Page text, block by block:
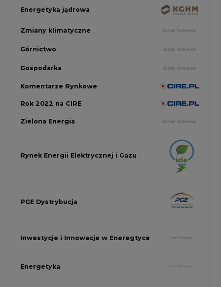
Rynek Energii Elektrycznej i Gazu
PGE Dystrybucja
Inwestycje i Innowacje w Eneregtyce
Energetyka
Rynek Gazu Bilans Miesiąca